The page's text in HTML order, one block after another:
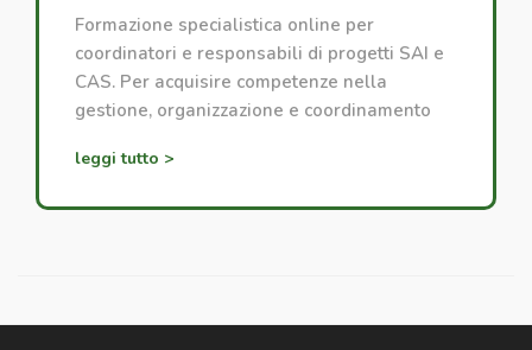
Formazione specialistica online per
coordinatori e responsabili di progetti SAI e
CAS. Per acquisire competenze nella
gestione, organizzazione e coordinamento
leggi tutto >